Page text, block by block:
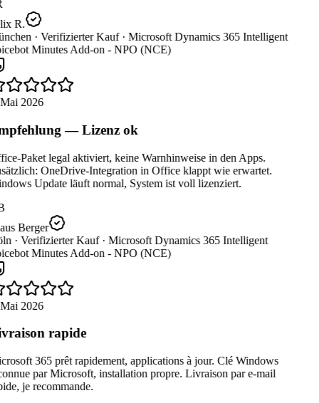
R.
· Verifizierter Kauf · Microsoft Dynamics 365 Intelligent
Minutes Add-on - NPO (NCE)
2026
— Lizenz ok
Paket legal aktiviert, keine Warnhinweise in den Apps.
OneDrive-Integration in Office klappt wie erwartet.
Update läuft normal, System ist voll lizenziert.
Berger
· Verifizierter Kauf · Microsoft Dynamics 365 Intelligent
Minutes Add-on - NPO (NCE)
2026
rapide
365 prêt rapidement, applications à jour. Clé Windows
par Microsoft, installation propre. Livraison par e-mail
je recommande.